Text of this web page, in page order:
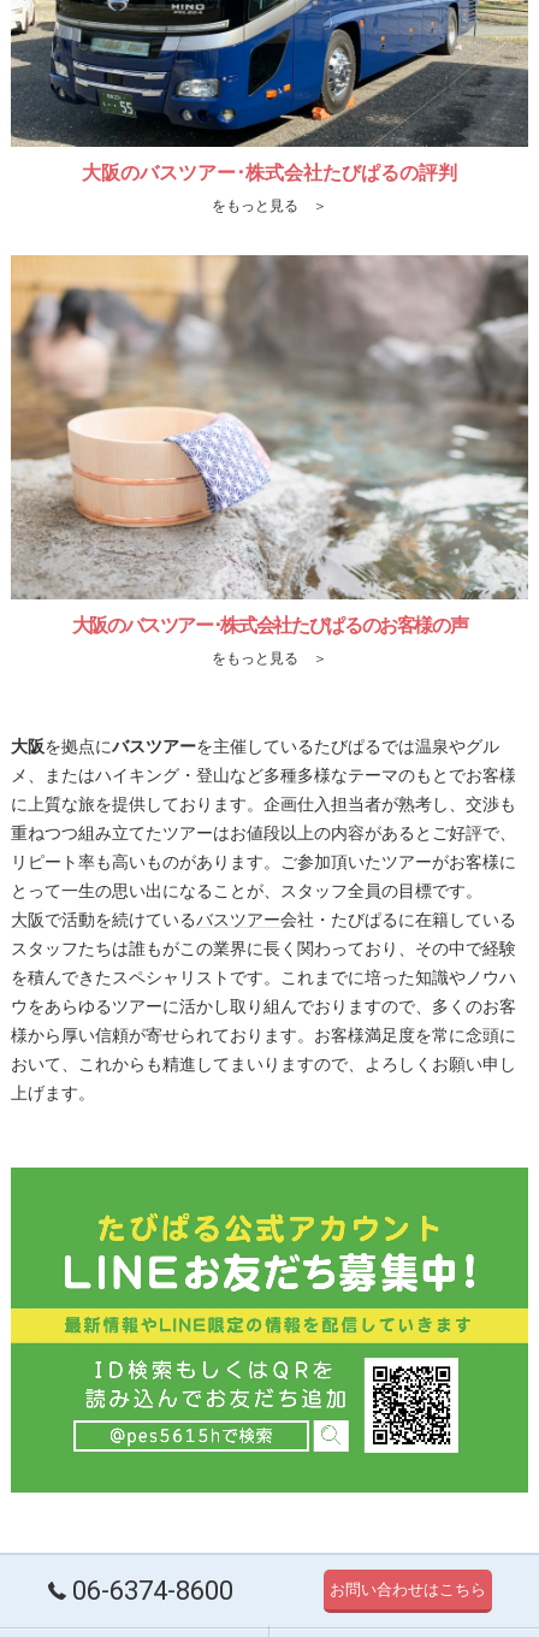
大阪のバスツアー･株式会社たびぱるの評判
をもっと見る ＞
大阪のバスツアー･株式会社たびぱるのお客様の声
をもっと見る ＞
大阪を拠点にバスツアーを主催しているたびぱるでは温泉やグル
メ、またはハイキング・登山など多種多様なテーマのもとでお客様
に上質な旅を提供しております。企画仕入担当者が熟考し、交渉も
重ねつつ組み立てたツアーはお値段以上の内容があるとご好評で、
リピート率も高いものがあります。ご参加頂いたツアーがお客様に
とって一生の思い出になることが、スタッフ全員の目標です。
大阪で活動を続けているバスツアー会社・たびぱるに在籍している
スタッフたちは誰もがこの業界に長く関わっており、その中で経験
を積んできたスペシャリストです。これまでに培った知識やノウハ
ウをあらゆるツアーに活かし取り組んでおりますので、多くのお客
様から厚い信頼が寄せられております。お客様満足度を常に念頭に
おいて、これからも精進してまいりますので、よろしくお願い申し
上げます。
06-6374-8600 お問い合わせはこちら